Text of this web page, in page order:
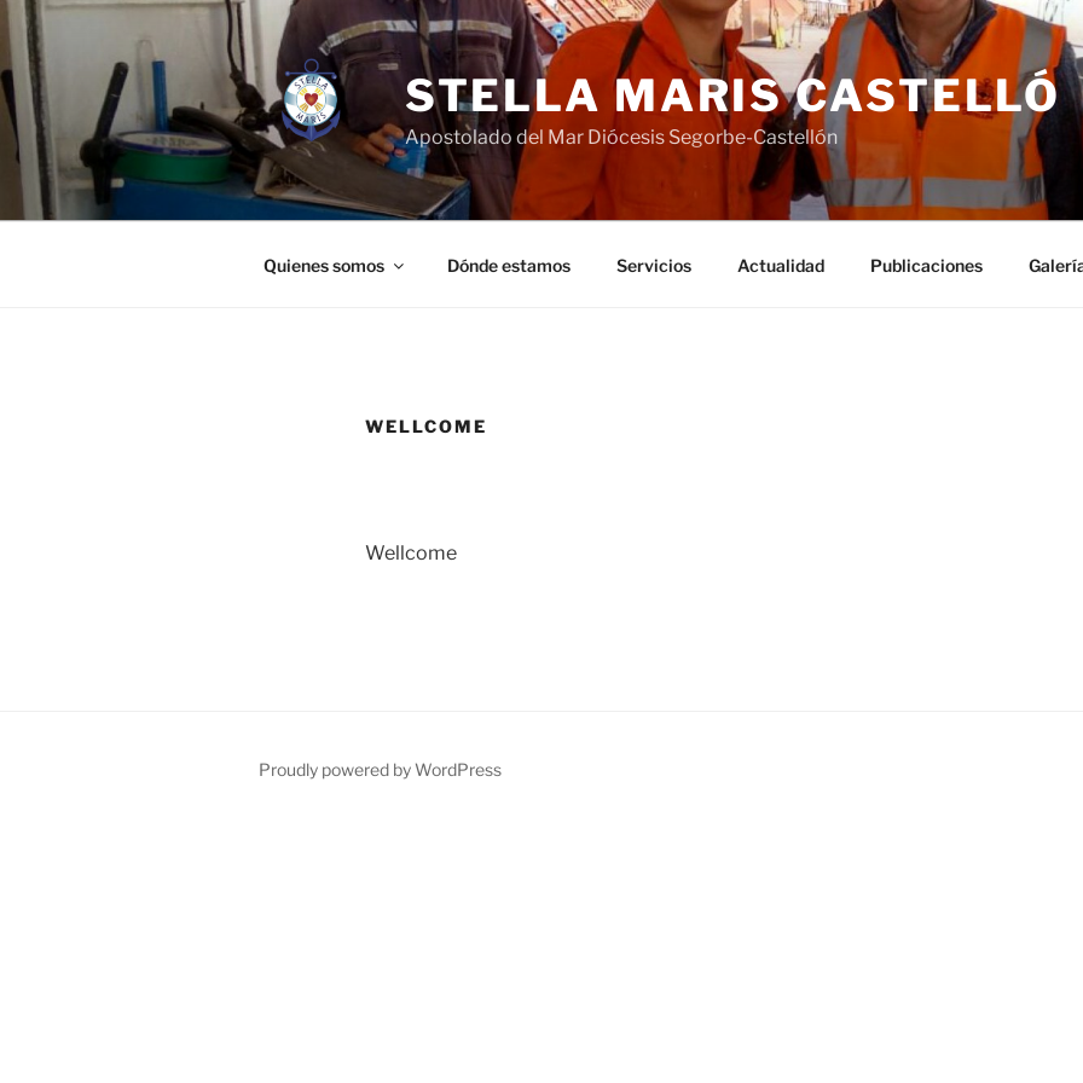
Skip
to
content
STELLA MARIS CASTELLÓ
Apostolado del Mar Diócesis Segorbe-Castellón
Quienes somos Dónde estamos Servicios Actualidad Publicaciones
WELLCOME
Wellcome
Proudly powered by WordPress